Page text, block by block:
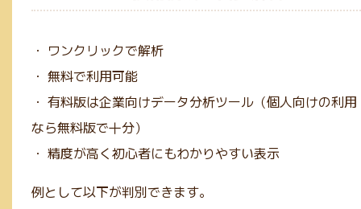
・ ワンクリックで解析
・ 無料で利用可能
・ 有料版は企業向けデータ分析ツール（個人向けの利用
なら無料版で十分）
・ 精度が高く初心者にもわかりやすい表示
例として以下が判別できます。